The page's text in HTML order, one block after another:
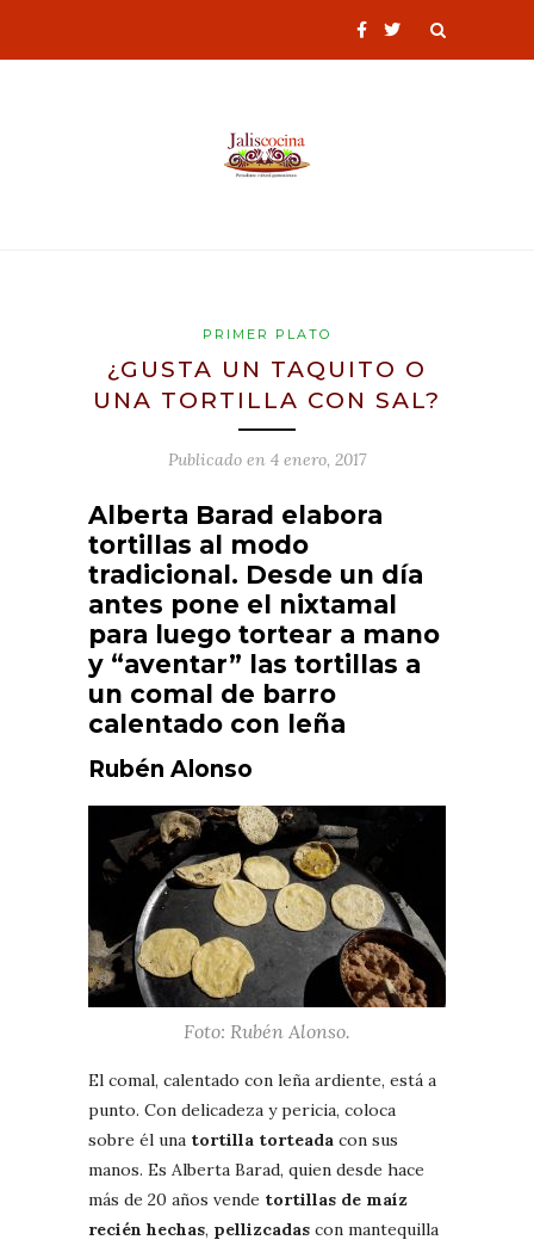
PRIMER PLATO
¿GUSTA UN TAQUITO O
UNA TORTILLA CON SAL?
Publicado en 4 enero, 2017
Alberta Barad elabora
tortillas al modo
tradicional. Desde un día
antes pone el nixtamal
para luego tortear a mano
y “aventar” las tortillas a
un comal de barro
calentado con leña
Rubén Alonso
Foto: Rubén Alonso.
El comal, calentado con leña ardiente, está a
punto. Con delicadeza y pericia, coloca
sobre él una tortilla torteada con sus
manos. Es Alberta Barad, quien desde hace
más de 20 años vende tortillas de maíz
recién hechas, pellizcadas con mantequilla